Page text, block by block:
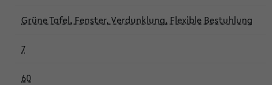
Grüne Tafel, Fenster, Verdunklung, Flexible Bestuhlung
7
60